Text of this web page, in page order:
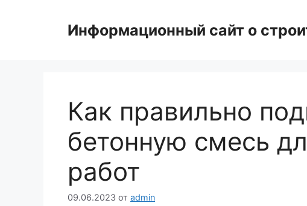
содержимомуИнформационный сайт о
Как правильно
бетонную смесь
работ
09.06.2023 от admin